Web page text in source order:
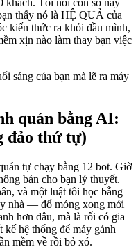
khách. Tôi nói con số này
thấy nó là HỆ QUẢ của
kiến thức ra khỏi đầu mình,
xịn nào làm thay bạn việc
sáng của bạn mà lẽ ra máy
quán bằng AI:
đảo thứ tự)
tự chạy bằng 12 bot. Giờ
bán cho bạn lý thuyết.
và một luật tôi học bằng
nhà — đổ móng xong mới
hơn đâu, mà là rối có gia
hệ thống để máy gánh
mềm về rồi bỏ xó.